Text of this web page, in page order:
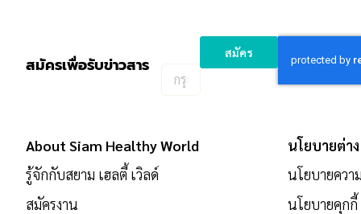
สมัครเพื่อรับข่าวสาร
อีเมล
รับ
สมัคร
About Siam Healthy World
รู้จักกับสยาม เฮลตี้ เวิลด์
สมัครงาน
นโยบายต่า
นโยบายคว
นโยบายคุกกี้